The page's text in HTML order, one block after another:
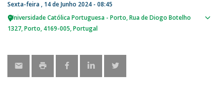
Sexta-feira , 14 de Junho 2024 - 08:45
Universidade Católica Portuguesa - Porto Rua de Diogo Botelho
1327 Porto 4169-005 Portugal